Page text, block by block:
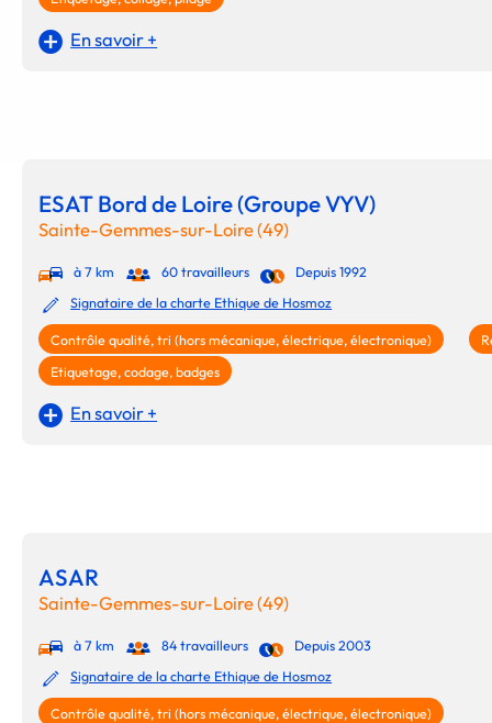
En savoir +
ESAT Bord de Loire (Groupe VYV)
Sainte-Gemmes-sur-Loire (49)
à 7 km 60 travailleurs
Depuis 1992
Signataire de la charte Ethique de Hosmoz
Contrôle qualité, tri (hors mécanique, électrique, électronique)
Etiquetage, codage, badges
En savoir +
ASAR
Sainte-Gemmes-sur-Loire (49)
à 7 km 84 travailleurs
Depuis 2003
Signataire de la charte Ethique de Hosmoz
Contrôle qualité, tri (hors mécanique, électrique, électronique)